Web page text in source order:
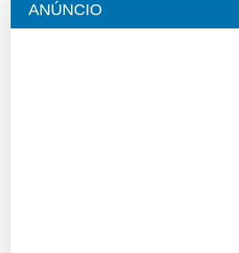
ANÚNCIO